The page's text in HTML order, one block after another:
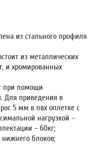
из стального профиля
из металлических
и хромированных
при помощи
Для приведения в
5 мм в пвх оплетке с
нагрузкой –
– 60кг;
блоков;